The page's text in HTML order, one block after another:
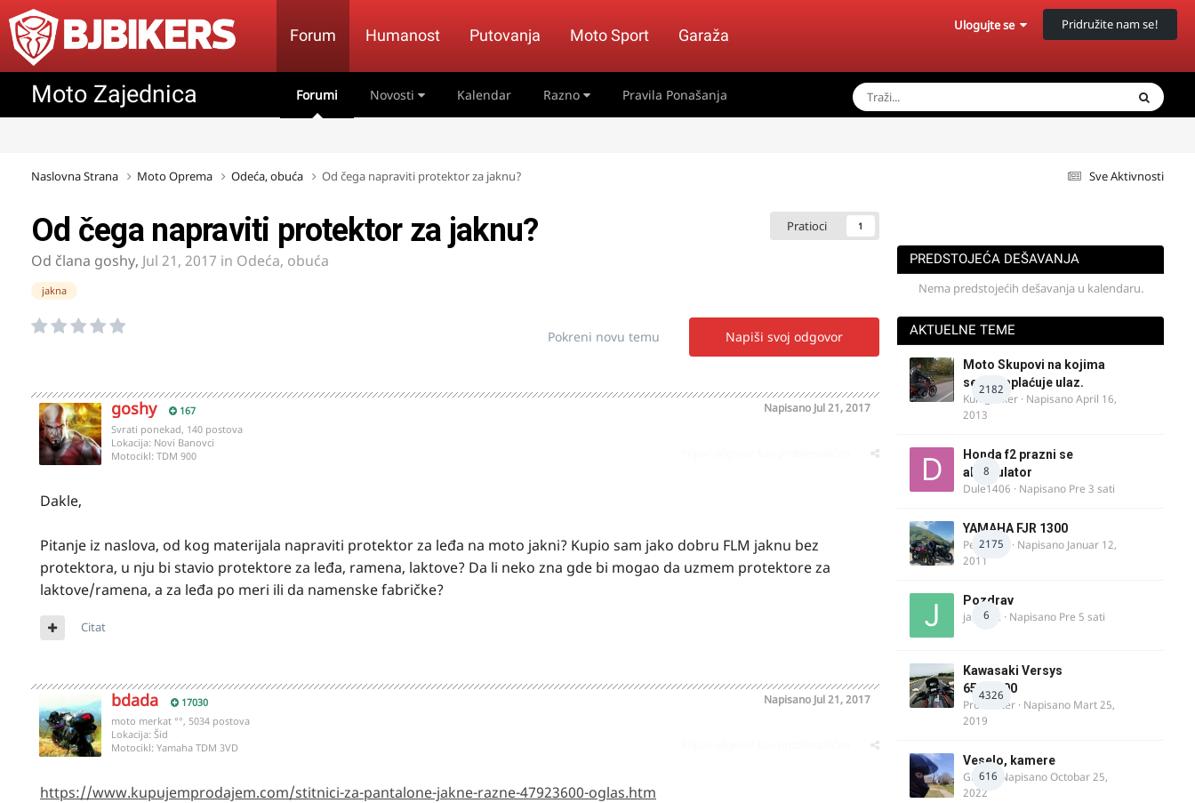
Forum Humanost Putovanja Moto Sport Garaža
Ulogujte se Pridružite nam se!
Moto Zajednica Forumi Novosti Kalendar Razno Pravila Ponašanja
Sve Aktivnosti
Naslovna Strana Moto Oprema Odeća, obuća Od čega napraviti protektor za jaknu?
Pratioci 1
Od čega napraviti protektor za jaknu?
Od člana goshy, Jul 21, 2017 in Odeća, obuća
jakna
Napiši svoj odgovor
Pokreni novu temu
goshy 167 Napisano Jul 21, 2017
Svrati ponekad, 140 postova
Lokacija: Novi Banovci
Motocikl: TDM 900
Dakle,
Pitanje iz naslova, od kog materijala napraviti protektor za leđa na moto jakni? Kupio sam jako dobru FLM jaknu bez
protektora, u nju bi stavio protektore za leđa, ramena, laktove? Da li neko zna gde bi mogao da uzmem protektore za
laktove/ramena, a za leđa po meri ili da namenske fabričke?
Citat
bdada 17030 Napisano Jul 21, 2017
moto merkat °°, 5034 postova
Lokacija: Šid
Motocikl: Yamaha TDM 3VD
https://www.kupujemprodajem.com/stitnici-za-pantalone-jakne-razne-47923600-oglas.htm
PREDSTOJEĆA DEŠAVANJA
Nema predstojećih dešavanja u kalendaru.
AKTUELNE TEME
2182
Moto Skupovi na kojima
se ne naplaćuje ulaz.
Kum_Mixer · NapisanoApril 16,
2013
8
Honda f2 prazni se
akomulator
Dule1406 · Napisano Pre 3 sati
2175
YAMAHA FJR 1300
Petartdm · Napisano Januar 12,
2011
6
Pozdrav
jasminc · Napisano Pre 5 sati
4326
Kawasaki Versys
650/1000
ProMaster · Napisano Mart 25,
2019
616
Veselo, kamere
GR 46· NapisanoOctobar 25,
2022